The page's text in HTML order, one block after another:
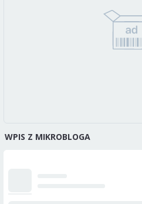
WPIS Z MIKROBLOGA